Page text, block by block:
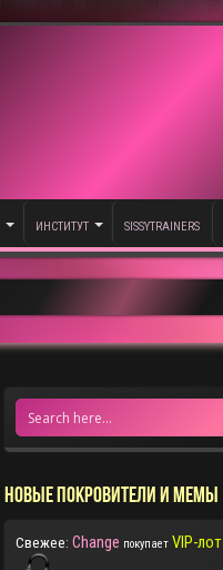
ИНСТИТУТ SISSYTRAINERS
НОВЫЕ ПОКРОВИТЕЛИ И МЕМЫ
Свежее: Change покупает VIP-лот